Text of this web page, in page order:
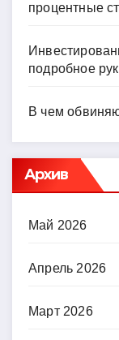
процентные
подробное
В чем
Архив
Май 2026
Апрель 2026
Март 2026